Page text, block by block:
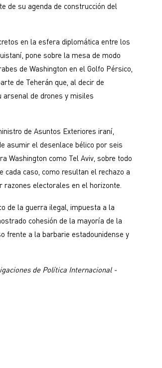
de su agenda de construcción del
en la esfera diplomática entre los
pone sobre la mesa de modo
de Washington en el Golfo Pérsico,
de Teherán que, al decir de
arsenal de drones y misiles
de Asuntos Exteriores iraní,
asumir el desenlace bélico por seis
Washington como Tel Aviv, sobre todo
caso, como resultan el rechazo a
razones electorales en el horizonte.
de la guerra ilegal, impuesta a la
cohesión de la mayoría de la
frente a la barbarie estadounidense y
de Política Internacional -